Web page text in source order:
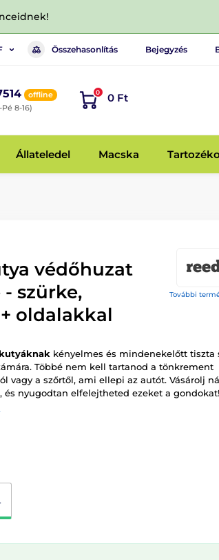
Összehasonlítás Bejegyzés
offline
8-16)
0 0 Ft
Állateledel Macska
További
védőhuzat
szürke,
oldalakkal
kényelmes és mindenekelőtt tiszta
Többé nem kell tartanod a tönkrement
vagy a szőrtől, ami ellepi az autót. Vásárolj
és nyugodtan elfelejtheted ezeket a gondokat!